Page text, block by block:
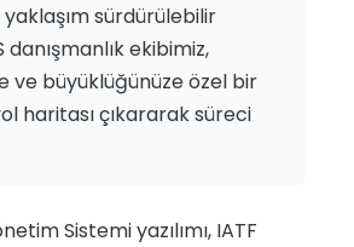
yaklaşım sürdürülebilir
danışmanlık ekibimiz,
ve büyüklüğünüze özel bir
haritası çıkararak süreci
Sistemi yazılımı, IATF